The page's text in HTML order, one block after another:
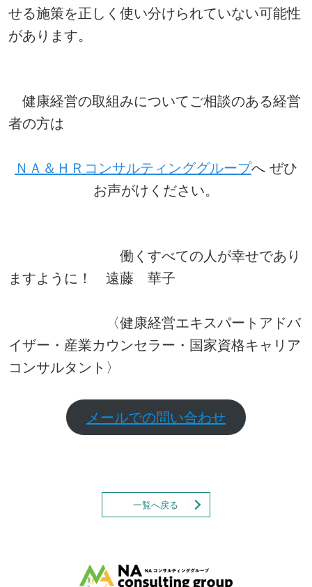
せる施策を正しく使い分けられていない可能性
があります。
健康経営の取組みについてご相談のある経営
者の方は
ＮＡ＆ＨＲコンサルティンググループへ ぜひ
お声がけください。
働くすべての人が幸せであり
ますように！ 遠藤 華子
〈健康経営エキスパートアドバ
イザー・産業カウンセラー・国家資格キャリア
コンサルタント〉
メールでの問い合わせ
一覧へ戻る